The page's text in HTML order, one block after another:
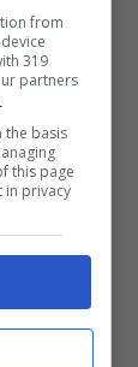
from
319
partners
the basis
this page
in privacy